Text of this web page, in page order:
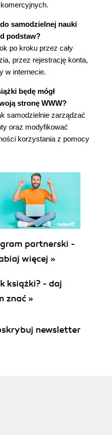
samodzielnej nauki
podstaw?
po kroku przez cały
przez rejestrację konta,
w internecie.
będę mógł
stronę WWW?
samodzielnie zarządzać
oraz modyfikować
korzystania z pomocy
partnerski -
więcej »
książki? - daj
znać »
newsletter